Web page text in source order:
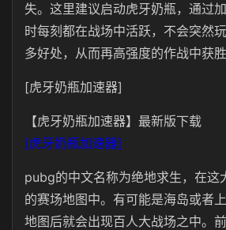
失。这里建议启动虎牙奶瓶，通过
时每刻都在战场中活跃，不会突然
多好处，从而再高强度的作战中获胜
[虎牙奶瓶加速器]
【虎牙奶瓶加速器】最新版下载
[虎牙奶瓶加速器]
pubg的中文名称为绝地求生，在这
的赛场地图中。有可能是海岛或者
地图后就会出现百人大战场之中。